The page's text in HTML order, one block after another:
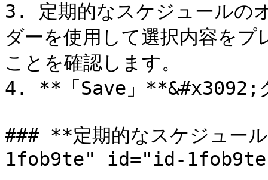
3. 定期的なスケジュールの
ダーを使用して選択内容を
ことを確認します。
4. **「Save」**&#x3092;
### **定期的なスケジュ
1fob9te" id="id-